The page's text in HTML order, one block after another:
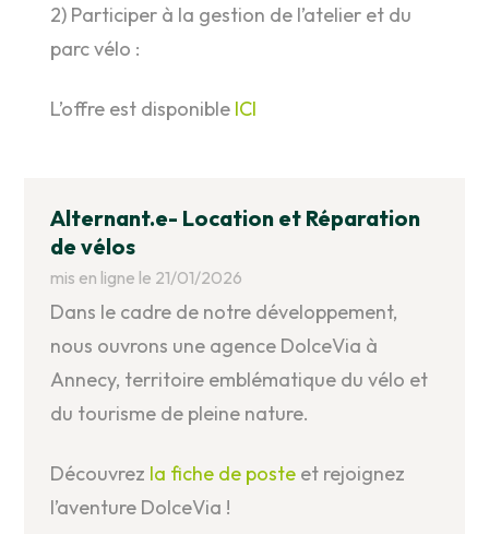
2) Participer à la gestion de l’atelier et du
parc vélo :
L’offre est disponible ICI
Alternant.e- Location et Réparation
de vélos
mis en ligne le 21/01/2026
Dans le cadre de notre développement,
nous ouvrons une agence DolceVia à
Annecy, territoire emblématique du vélo et
du tourisme de pleine nature.
Découvrez la fiche de poste et rejoignez
l’aventure DolceVia !